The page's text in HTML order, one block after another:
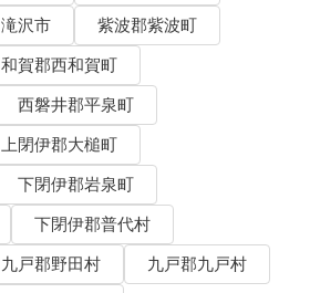
滝沢市
紫波郡紫波町
和賀郡西和賀町
西磐井郡平泉町
上閉伊郡大槌町
下閉伊郡岩泉町
下閉伊郡普代村
九戸郡野田村
九戸郡九戸村